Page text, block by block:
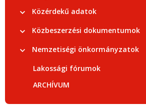
Közérdekű adatok
Közbeszerzési dokumentumok
Nemzetiségi önkormányzatok
Lakossági fórumok
ARCHÍVUM